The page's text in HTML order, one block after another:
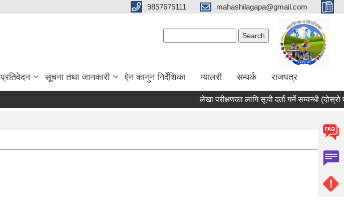
9857675111 mahashilagapa@gmail.com
प्रतिवेदन सूचना तथा जानकारी ऐन कानुन निर्देशिका ग्यालरी सम्पर्क राजपत्र
लेखा परीक्षणका लागि सूची दर्ता गर्ने सम्वन्धी (दोस्रो